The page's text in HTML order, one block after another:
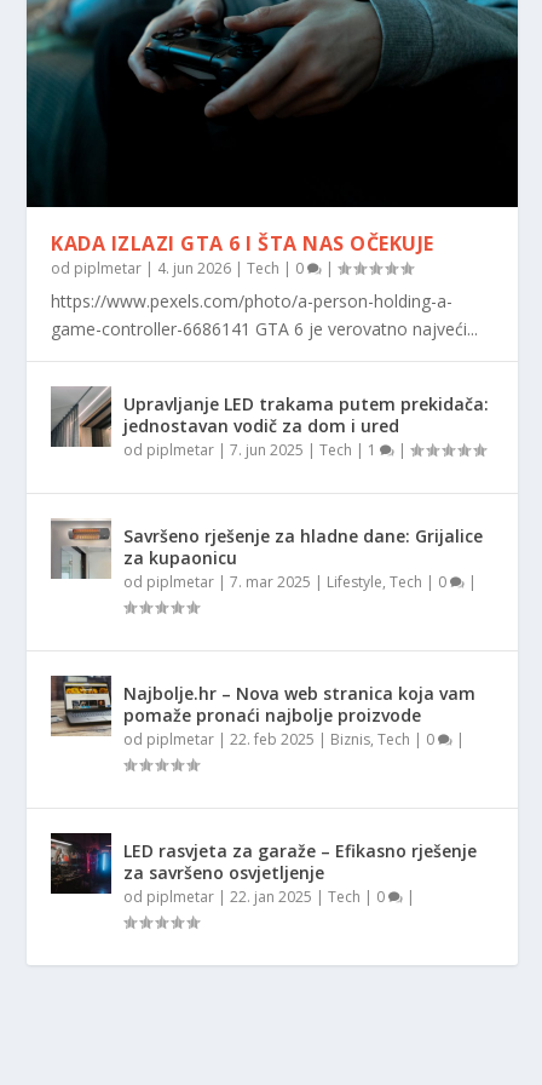
KADA IZLAZI GTA 6 I ŠTA NAS OČEKUJE
od piplmetar | 4. jun 2026 |Tech | 0 |
https://www.pexels.com/photo/a-person-holding-a-
game-controller-6686141 GTA 6 je verovatno najveći...
Upravljanje LED trakama putem prekidača:
jednostavan vodič za dom i ured
od piplmetar |7. jun 2025 |Tech | 1 |
Savršeno rješenje za hladne dane: Grijalice
za kupaonicu
od piplmetar |7. mar 2025 | Lifestyle,Tech | 0 |
Najbolje.hr – Nova web stranica koja vam
pomaže pronaći najbolje proizvode
od piplmetar |22. feb 2025 | Biznis,Tech | 0 |
LED rasvjeta za garaže – Efikasno rješenje
za savršeno osvjetljenje
od piplmetar |22. jan 2025 |Tech | 0 |